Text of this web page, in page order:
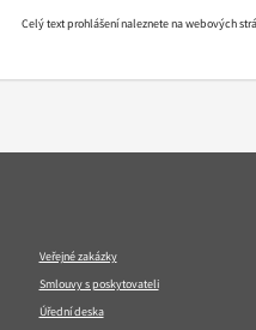
Celý text prohlášení naleznete na webových
Veřejné zakázky
Smlouvy s poskytovateli
Úřední deska